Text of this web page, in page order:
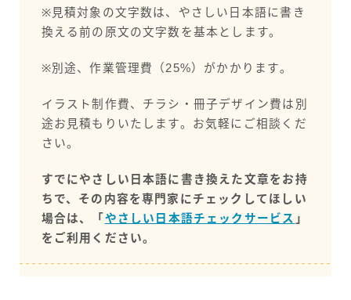
※見積対象の文字数は、やさしい日本語に書き
換える前の原文の文字数を基本とします。
※別途、作業管理費（25%）がかかります。
イラスト制作費、チラシ・冊子デザイン費は別
途お見積もりいたします。お気軽にご相談くだ
さい。
すでにやさしい日本語に書き換えた文章をお持
ちで、その内容を専門家にチェックしてほしい
場合は、「 やさしい日本語チェックサービス 」
をご利用ください。